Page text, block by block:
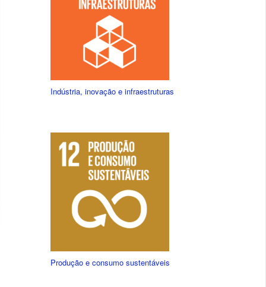
Indústria, inovação e infraestruturas
Produção e consumo sustentáveis